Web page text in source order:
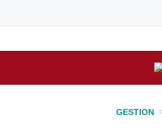
Perú
GESTION